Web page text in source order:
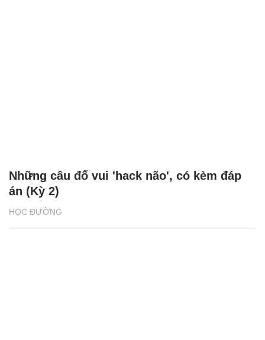
HỌC ĐƯỜNG
Những câu đố vui 'hack não', có kèm đáp
án (Kỳ 2)